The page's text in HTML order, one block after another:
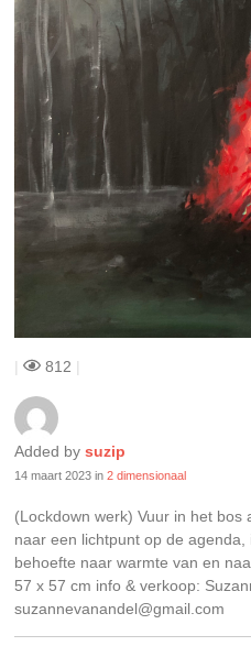
| 812 |
Added bysuzip
14 maart 2023 in2 dimensionaal
(Lockdown werk) Vuur in het
naar een lichtpunt op de
behoefte naar warmte van en
57 x 57 cm info & verkoop:
suzannevanandel@gmail.com